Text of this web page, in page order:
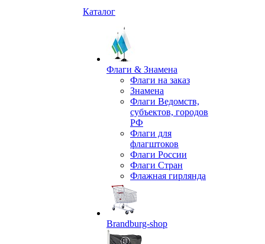
Каталог
Флаги & Знамена
Флаги на заказ
Знамена
Флаги Ведомств,
субъектов, городов
РФ
Флаги для
флагштоков
Флаги России
Флаги Стран
Флажная гирлянда
Brandburg-shop